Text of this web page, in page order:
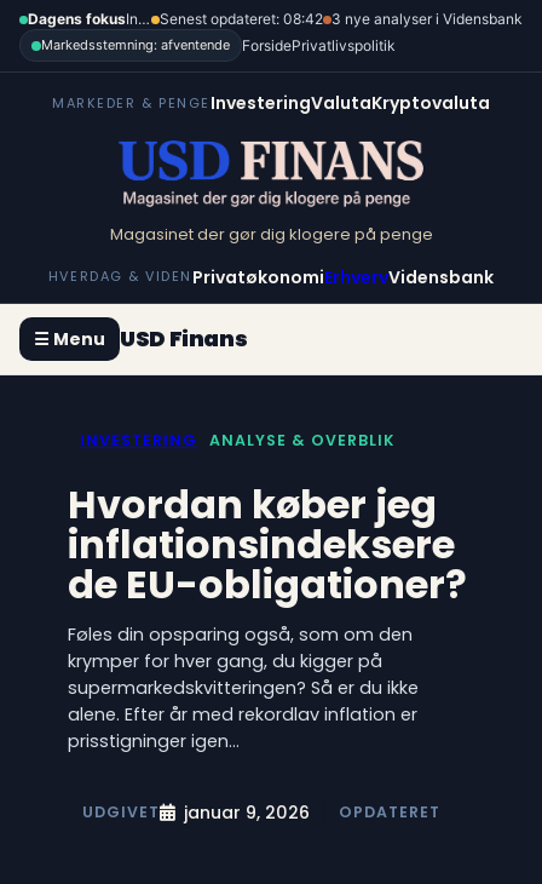
Spring
indhold
Dagens fokus Inflation, renter og dollar Senest opdateret: 08:42 3 nye analyser i Vidensbank
Markedsstemning: afventende ForsidePrivatlivspolitik
MARKEDER & PENGE InvesteringValutaKryptovaluta
Magasinet der gør dig klogere på penge
HVERDAG & VIDEN PrivatøkonomiErhvervVidensbank
☰ Menu USD Finans
INVESTERING ANALYSE & OVERBLIK
Hvordan køber jeg
inflationsindeksere
de EU-obligationer?
Føles din opsparing også, som om den
krymper for hver gang, du kigger på
supermarkedskvitteringen? Så er du ikke
alene. Efter år med rekordlav inflation er
prisstigninger igen…
UDGIVET januar 9, 2026 OPDATERET